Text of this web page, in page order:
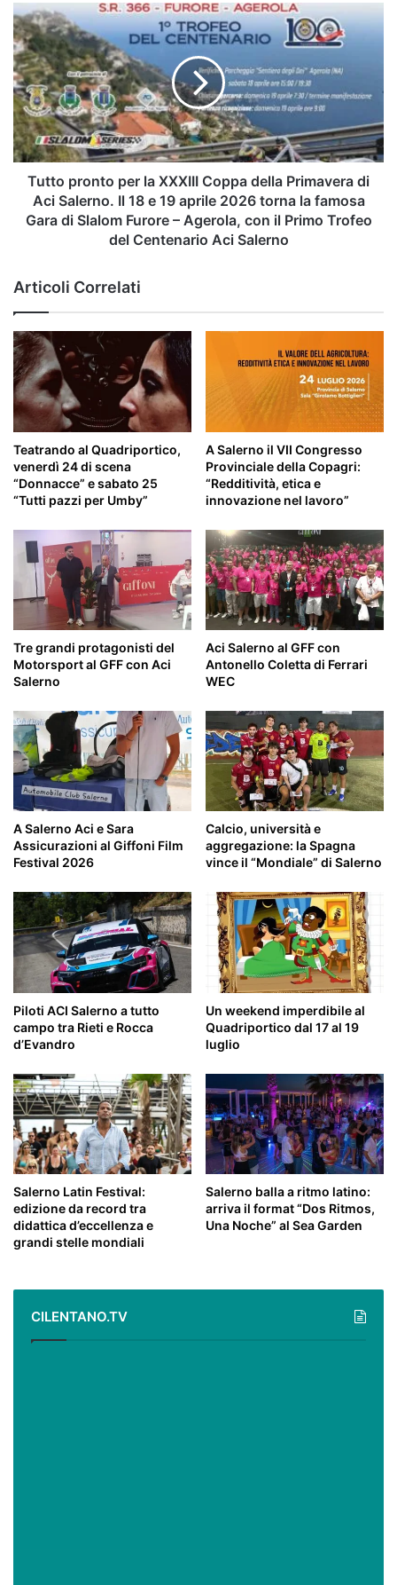
Tutto
pronto
per
la
XXXIII
Coppa
della
Primavera
di
Aci
Salerno.
aprile
2026
la
famosa
Gara
di
Slalom
–
Agerola,
con
Primo
Trofeo
Centenario
Salerno
Tutto pronto per la XXXIII Coppa della Primavera di
Aci Salerno. Il 18 e 19 aprile 2026 torna la famosa
Gara di Slalom Furore – Agerola, con il Primo Trofeo
del Centenario Aci Salerno
Articoli Correlati
Teatrando al Quadriportico,
venerdì 24 di scena
“Donnacce” e sabato 25
“Tutti pazzi per Umby”
A Salerno il VII Congresso
Provinciale della Copagri:
“Redditività, etica e
innovazione nel lavoro”
Tre grandi protagonisti del
Motorsport al GFF con Aci
Salerno
Aci Salerno al GFF con
Antonello Coletta di Ferrari
WEC
A Salerno Aci e Sara
Assicurazioni al Giffoni Film
Festival 2026
Calcio, università e
aggregazione: la Spagna
vince il “Mondiale” di Salerno
Piloti ACI Salerno a tutto
campo tra Rieti e Rocca
d’Evandro
Un weekend imperdibile al
Quadriportico dal 17 al 19
luglio
Salerno Latin Festival:
edizione da record tra
didattica d’eccellenza e
grandi stelle mondiali
Salerno balla a ritmo latino:
arriva il format “Dos Ritmos,
Una Noche” al Sea Garden
CILENTANO.TV